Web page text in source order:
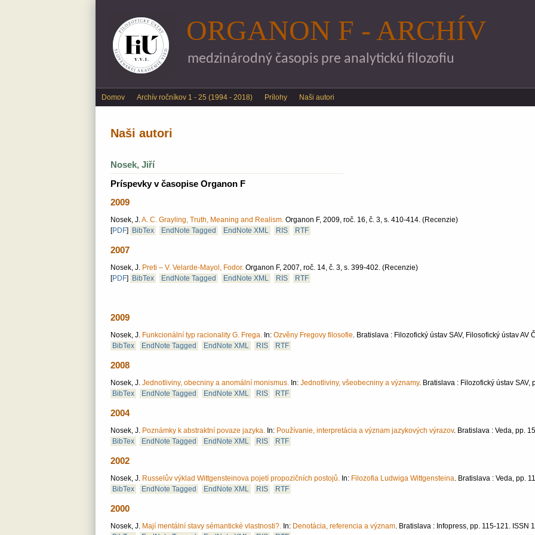
ORGANON F - ARCHÍV
medzinárodný časopis pre analytickú filozofiu
Main menu
Domov Archív ročníkov 1 - 25 (1994 - 2018) Prílohy Naši autori
Naši autori
Nosek, Jiří
Príspevky v časopise Organon F
2009
Nosek, J.A. C. Grayling, Truth, Meaning and Realism. Organon F, 2009, roč. 16, č. 3, s. 410-414. (Recenzie)
[PDF] BibTex EndNote Tagged EndNote XML RIS RTF
2007
Nosek, J. Preti – V. Velarde-Mayol, Fodor. Organon F, 2007, roč. 14, č. 3, s. 399-402. (Recenzie)
[PDF] BibTex EndNote Tagged EndNote XML RIS RTF
2009
Nosek, J. Funkcionální typ racionality G. Frega. In: Ozvěny Fregovy filosofie Bratislava : Filozofický ústav SAV, Filosofický ústav AV
BibTex
EndNote Tagged EndNote XML RIS RTF
2008
Nosek, J. Jednotliviny, obecniny a anomální monismus. In: Jednotliviny, všeobecniny a významy. Bratislava : Filozofický ústav SAV,
BibTex
EndNote Tagged EndNote XML RIS RTF
2004
Nosek, J. Poznámky k abstraktní povaze jazyka. In: Používanie, interpretácia a význam jazykových výrazov. Bratislava : Veda, pp.
BibTex
EndNote Tagged EndNote XML RIS RTF
2002
Nosek, J. Russelův výklad Wittgensteinova pojetí propozičních postojů. In: Filozofia Ludwiga Wittgensteina Bratislava : Veda, pp.
BibTex
EndNote Tagged EndNote XML RIS RTF
2000
Nosek, J. Mají mentální stavy sémantické vlastnosti?. In: Denotácia, referencia a význam Bratislava : Infopress, pp. 115-121.
ISSN